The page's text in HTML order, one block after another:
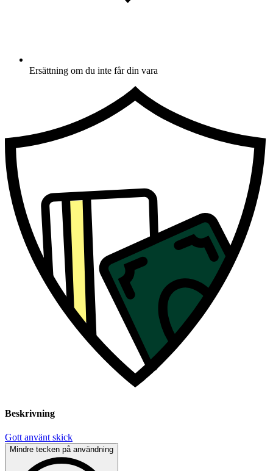
Ersättning om du inte får din vara
Beskrivning
Gott använt skick
Mindre tecken på användning